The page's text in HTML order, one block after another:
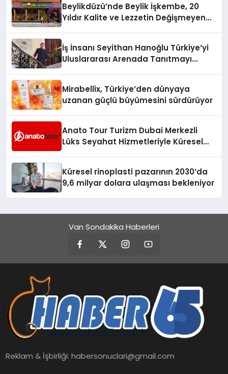
Beylikdüzü’nde Beylik İşkembe, 20
Yıldır Kalite ve Lezzetin Değişmeyen
İş İnsanı Seyithan Hanoğlu Türkiye’yi
Uluslararası Arenada Tanıtmayı
Mirabellix, Türkiye’den dünyaya
uzanan güçlü büyümesini sürdürüyor
Anato Tour Turizm Dubai Merkezli
Lüks Seyahat Hizmetleriyle Küresel
Küresel rinoplasti pazarının 2030’da
9,6 milyar dolara ulaşması bekleniyor
Van Sondakika Haberleri
Reklam & İşbirliği:habersonuclari@gmail.com